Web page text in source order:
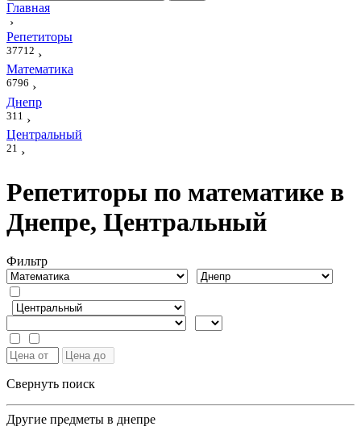
Главная
›
Репетиторы
37712 ›
Математика
6796 ›
Днепр
311 ›
Центральный
21 ›
Репетиторы по математике в
Днепре, Центральный
Фильтр
Свернуть поиск
Другие предметы в днепре